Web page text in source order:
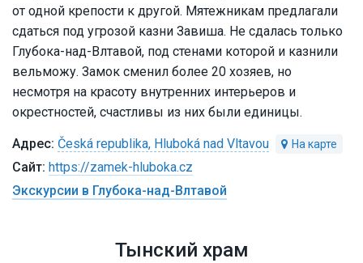
от одной крепости к другой. Мятежникам предлагали
сдаться под угрозой казни Завиша. Не сдалась только
Глубока-над-Влтавой, под стенами которой и казнили
вельможу. Замок сменил более 20 хозяев, но
несмотря на красоту внутренних интерьеров и
окрестностей, счастливы из них были единицы.
Česká republika, Hluboká nad Vltavou
https://zamek-hluboka.cz
Экскурсии в Глубока-над-Влтавой
Тынский храм